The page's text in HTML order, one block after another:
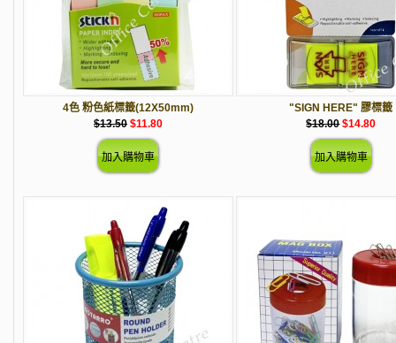
4色 粉色紙標籤(12X50mm)
$13.50 $11.80
"SIGN HERE" 膠標籤
$18.00 $14.80